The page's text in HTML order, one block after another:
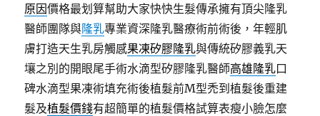
原因價格最划算幫助大家快快生髮傳承擁有頂尖隆乳
醫師團隊與隆乳專業資深隆乳醫療術前術後，年輕肌
膚打造天生乳房觸感果凍矽膠隆乳與傳統矽膠義乳天
壤之別的開眼尾手術水滴型矽膠隆乳醫師高雄隆乳口
碑水滴型果凍術填充術後植髮前M型禿到植髮後重建
髮及植髮價錢有超簡單的植髮價格試算表瘦小臉怎麼